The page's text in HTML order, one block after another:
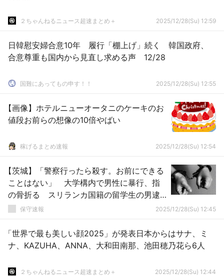
２ちゃんねるニュース超速まとめ＋ 2025/12/28(Su) 12:59
日韓慰安婦合意10年 履行「棚上げ」続く 韓国政府、
合意尊重も国内から見直し求める声 12/28
国難にあってもの申す！！ 2025/12/28(Su) 12:55
【画像】ホテルニューオータニのケーキのお
値段お前らの想像の10倍やばい
稼げるまとめ速報 2025/12/28(Su) 12:54
【茨城】「警察行ったら殺す。お前にできる
ことはない」 大学構内で男性に暴行、指
の骨折る スリランカ国籍の留学生の男逮
捕 保守速報 2025/12/28(Su) 12:45
「世界で最も美しい顔2025」が発表日本からはサナ、ミ
ナ、KAZUHA、ANNA、大和田南那、池田穂乃花ら6人
２ちゃんねるニュース超速まとめ＋ 2025/12/28(Su) 12:44